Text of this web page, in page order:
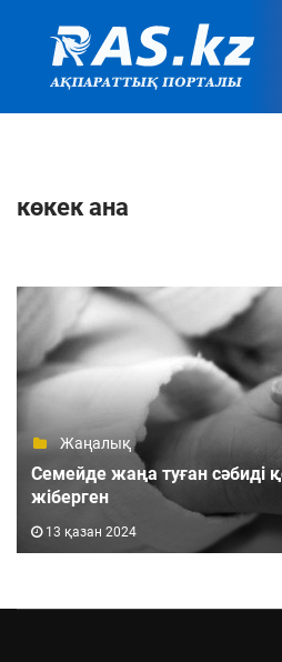
көкек ана
Жаңалық
Семейде жаңа туған сәбиді
жіберген
13 қазан 2024